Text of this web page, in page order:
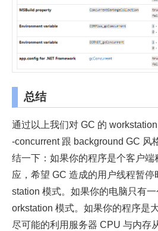
总结
通过以上我们对 GC 的
-concurrent 跟 background GC 风
结一下：如果你的程序是个客户端
应，希望 GC 造成的用户线程暂
station 模式。如果你的电脑只有
orkstation 模式。如果你的程序是
尽可能的利用服务器 CPU 与内存